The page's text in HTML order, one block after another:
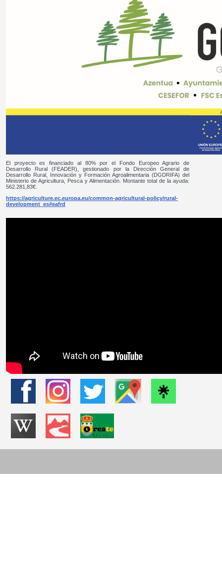
El proyecto es financiado al 80% por el Fondo Europeo Agrario de
Desarrollo Rural (FEADER), gestionado por la Dirección General de
Desarrollo Rural, Innovación y Formación Agroalimentaria (DGDRIFA) del
Ministerio de Agricultura, Pesca y Alimentación. Montante total de la ayuda:
562.281,83€.
https://agriculture.ec.europa.eu/common-agricultural-policy/rural-
development_es#eafrd